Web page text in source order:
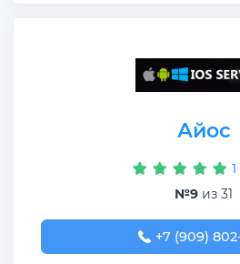
Айос
№9 из 31
+7 (909) 802-
+7 (909)